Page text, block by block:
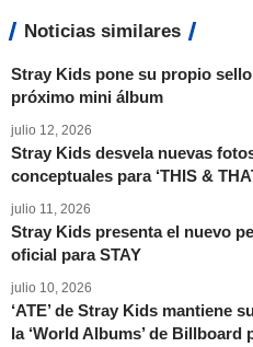
Noticias similares
Stray Kids pone su propio
próximo mini álbum
julio 12, 2026
Stray Kids desvela nuevas
conceptuales para ‘THIS &
julio 11, 2026
Stray Kids presenta el nuevo
oficial para STAY
julio 10, 2026
‘ATE’ de Stray Kids mantiene
la ‘World Albums’ de Billboard